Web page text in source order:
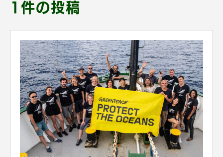
1件の投稿